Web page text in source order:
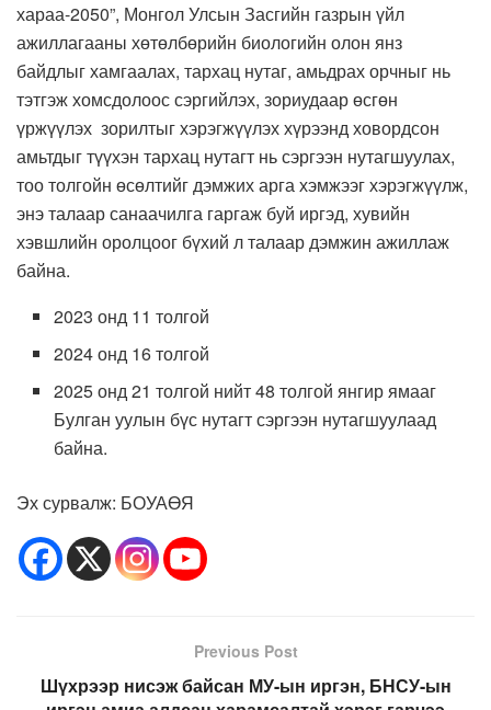
хараа-2050”, Монгол Улсын Засгийн газрын үйл
ажиллагааны хөтөлбөрийн биологийн олон янз
байдлыг хамгаалах, тархац нутаг, амьдрах орчныг нь
тэтгэж хомсдолоос сэргийлэх, зориудаар өсгөн
үржүүлэх зорилтыг хэрэгжүүлэх хүрээнд ховордсон
амьтдыг түүхэн тархац нутагт нь сэргээн нутагшуулах,
тоо толгойн өсөлтийг дэмжих арга хэмжээг хэрэгжүүлж,
энэ талаар санаачилга гаргаж буй иргэд, хувийн
хэвшлийн оролцоог бүхий л талаар дэмжин ажиллаж
байна.
2023 онд 11 толгой
2024 онд 16 толгой
2025 онд 21 толгой нийт 48 толгой янгир ямааг
Булган уулын бүс нутагт сэргээн нутагшуулаад
байна.
Эх сурвалж: БОУАӨЯ
Previous Post
Шүхрээр нисэж байсан МУ-ын иргэн, БНСУ-ын